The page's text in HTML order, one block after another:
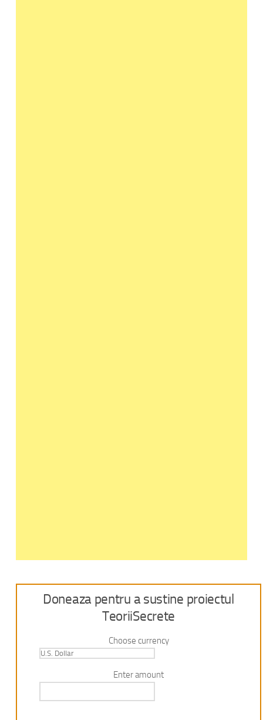
Doneaza pentru a sustine proiectul
TeoriiSecrete
Choose currency
Enter amount